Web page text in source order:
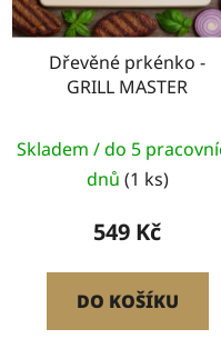
Dřevěné prkénko -
GRILL MASTER
Skladem / do 5
dnů (1 ks)
549 Kč
DO KOŠÍKU